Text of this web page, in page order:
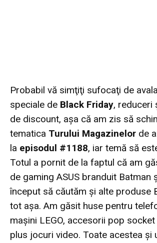
Probabil vă simţiţi sufocaţi de
speciale de Black Friday, reduceri
de discount, aşa că am zis să
tematica Turului Magazinelor de
la episodul #1188, iar temă să
Totul a pornit de la faptul că am
de gaming ASUS branduit Batman
început să căutăm şi alte produse
tot aşa. Am găsit huse pentru
maşini LEGO, accesorii pop
plus jocuri video. Toate acestea şi